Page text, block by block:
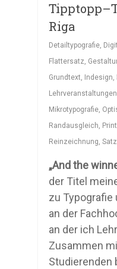
Riga
Detailtypografie,
Flattersatz,
Grundtext, Indesign,
Lehrveranstaltungen
Mikrotypografie,
Randausgleich,
Reinzeichnung,
„And the
der Titel
zu Typografie
an der
an der ich
Zusammen
Studierenden